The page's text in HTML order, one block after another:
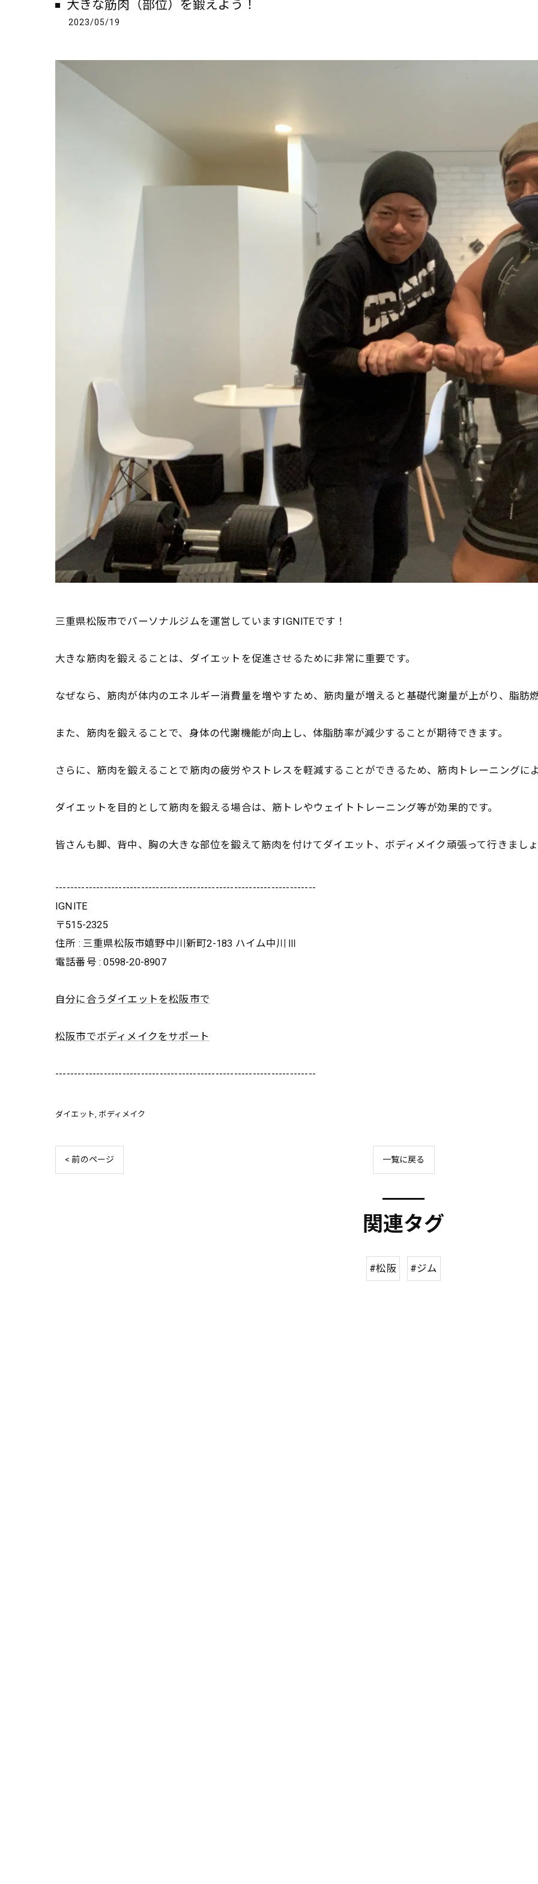
大きな筋肉（部位）を鍛えよう！
2023/05/19
三重県松阪市でパーソナルジムを運営していますIGNITEです ！
大きな筋肉を鍛えることは、 ダイエットを促進させるために非常に重要です。
なぜなら、筋肉が体内のエネルギー消費量を増やすため、 筋肉量が増えると基礎代謝量が上がり、 脂肪
また、筋肉を鍛えることで、身体の代謝機能が向上し、 体脂肪率が減少することが期待できます。
さらに、 筋肉を鍛えることで筋肉の疲労やストレスを軽減することができる ため、筋肉トレーニングに
ダイエットを目的として筋肉を鍛える場合は、 筋トレやウェイトトレーニング等が効果的です。
皆さんも脚、背中、 胸の大きな部位を鍛えて筋肉を付けてダイエット、 ボディメイク頑張って行きまし
----------------------------------------------------------------------
IGNITE
〒515-2325
住所 : 三重県松阪市嬉野中川新町2-183 ハイム中川Ⅲ
電話番号 : 0598-20-8907
自分に合うダイエットを松阪市で
松阪市でボディメイクをサポート
----------------------------------------------------------------------
ダイエット ボディメイク
< 前のページ 一覧に戻る
関連タグ
#松阪 #ジム